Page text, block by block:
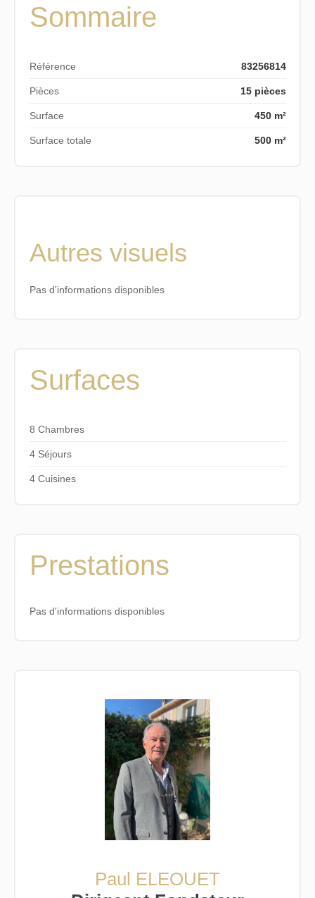
Sommaire
Référence 83256814
Pièces 15 pièces
Surface 450 m²
Surface totale 500 m²
Autres visuels
Pas d'informations disponibles
Surfaces
8 Chambres
4 Séjours
4 Cuisines
Prestations
Pas d'informations disponibles
Paul ELEOUET